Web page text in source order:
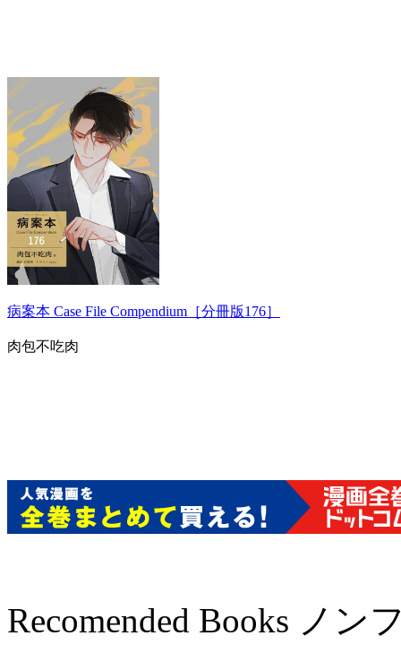
病案本 Case File Compendium［分冊版176］
肉包不吃肉
Recomended Books ノン